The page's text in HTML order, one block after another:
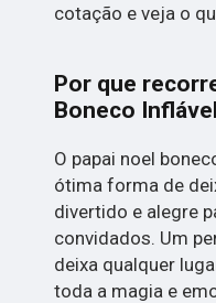
cotação e veja o
Por que
Boneco
O papai noel
ótima forma de
divertido e alegre
convidados. Um
deixa qualquer
toda a magia e